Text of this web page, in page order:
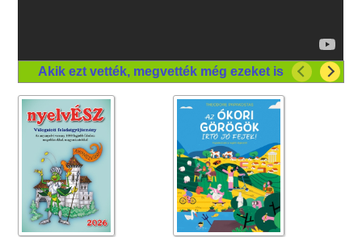
Akik ezt vették, megvették még ezeket is